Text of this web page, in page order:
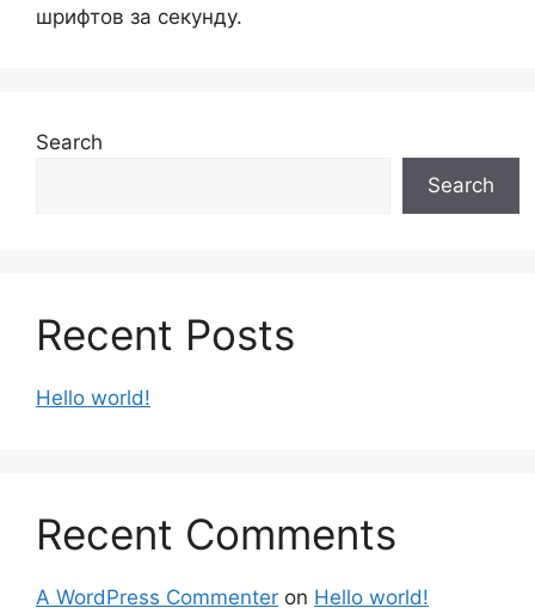
шрифтов за секунду.
Search
Search
Recent Posts
Hello world!
Recent Comments
A WordPress Commenter on Hello world!